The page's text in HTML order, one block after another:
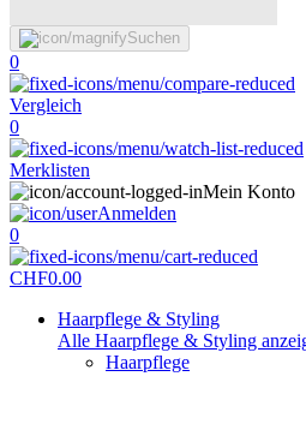
Suchen
0
Vergleich
0
Merklisten
Mein Konto
Anmelden
0
CHF0.00
Haarpflege & Styling
Alle Haarpflege & Styling
Haarpflege